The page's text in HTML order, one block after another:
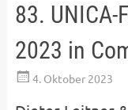
83.
2023 in
4. Oktober 2023